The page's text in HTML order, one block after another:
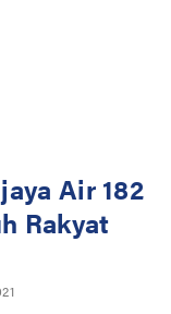
Air 182
Rakyat